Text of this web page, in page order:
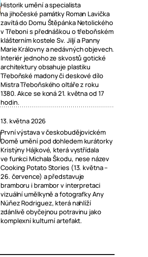
Historik umění a specialista
na jihočeské památky Roman Lavička
zavítá do Domu Štěpánka Netolického
v Třeboni s přednáškou o třeboňském
klášterním kostele Sv. Jiljí a Panny
Marie Královny a nedávných objevech.
Interiér jednoho ze skvostů gotické
architektury obsahuje plastiku
Třeboňské madony či deskové dílo
Mistra Třeboňského oltáře z roku
1380. Akce se koná 21. května od 17
hodin.
13. května 2026
První výstava v českobudějovickém
Domě umění pod dohledem kurátorky
Kristýny Hájkové, která vystřídala
ve funkci Michala Škodu, nese název
Cooking Potato Stories (13. května –
26. července) a představuje
bramboru i brambor v interpretaci
vizuální umělkyně a fotografky Any
Núňez Rodriguez, která nahlíží
zdánlivě obyčejnou potravinu jako
komplexní kulturní artefakt.